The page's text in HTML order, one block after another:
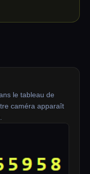
le tableau de
caméra apparaît